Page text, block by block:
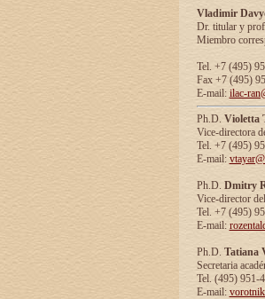
Vladimir
Dr. titular y
Miembro
Tel. +7 (495)
Fax +7 (495)
E-mail: ilac-
Ph.D. Violetta
Vice-directora
Tel. +7 (495)
E-mail:
Ph.D. Dmitry
Vice-director
Tel. +7 (495)
E-mail:
Ph.D. Tatiana
Secretaria
Tel. (495) 951-
E-mail: